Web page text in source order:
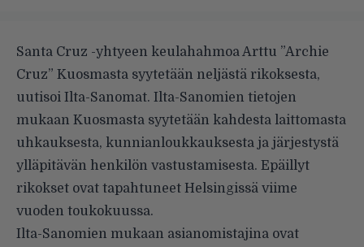
Santa Cruz -yhtyeen keulahahmoa Arttu ”Archie
Cruz” Kuosmasta syytetään neljästä rikoksesta,
uutisoi Ilta-Sanomat. Ilta-Sanomien tietojen
mukaan Kuosmasta syytetään kahdesta laittomasta
uhkauksesta, kunnianloukkauksesta ja järjestystä
ylläpitävän henkilön vastustamisesta. Epäillyt
rikokset ovat tapahtuneet Helsingissä viime
vuoden toukokuussa.
Ilta-Sanomien mukaan asianomistajina ovat